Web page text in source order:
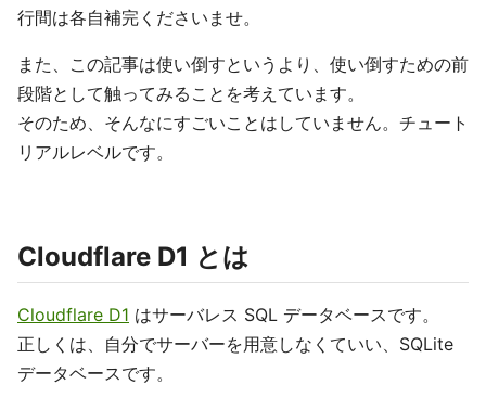
行間は各自補完くださいませ。
また、この記事は使い倒すというより、使い倒すための前
段階として触ってみることを考えています。
そのため、そんなにすごいことはしていません。チュート
リアルレベルです。
Cloudflare D1 とは
Cloudflare D1 はサーバレス SQL データベースです。
正しくは、自分でサーバーを用意しなくていい、SQLite
データベースです。